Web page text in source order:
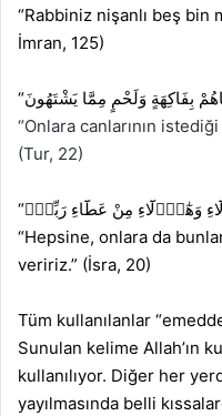
“Rabbiniz nişanlı beş bin
İmran, 125)
“ بِفَاكِهَةٍ وَلَحْمٍ مِمَّا يَشْتَهُونَ
“Onlara canlarının
(Tur, 22)
“ وَهٰٓؤُ۬لَٓاءِ مِنْ عَطَٓاءِ رَبِّكَۜ
“Hepsine, onlara da
veririz.” (İsra, 20)
Tüm kullanılanlar
Sunulan kelime Allah’ın
kullanılıyor. Diğer her
yayılmasında belli